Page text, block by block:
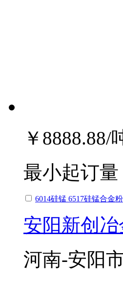
￥8888.88/
最小起订量
6014硅锰 6517硅锰合金粉
安阳新创
河南-安阳